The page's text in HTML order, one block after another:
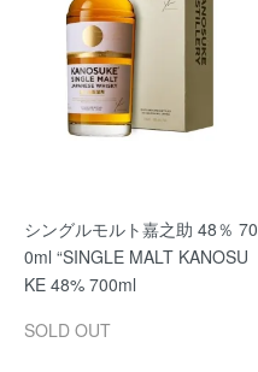
シングルモルト嘉之助 48％ 70
0ml “SINGLE MALT KANOSU
KE 48% 700ml
SOLD OUT